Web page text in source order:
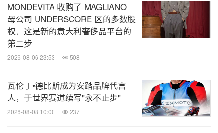
Visa全球高级副总裁、大中华区总裁于雪莉致辞
Visa全球高级副总裁、大中华区总裁于雪莉在致辞中
说：“过去60多年间，Visa一直致力于构建开放的合
MONDEVITA 收购了 MAGLIANO
母公司 UNDERSCORE 区的多数股
权，这是新的意大利奢侈品平台的
第二步
2026-08-06 23:53 508
瓦伦丁•德比斯成为安踏品牌代言
人，于世界赛道续写"永不止步"
2026-08-08 10:00 237